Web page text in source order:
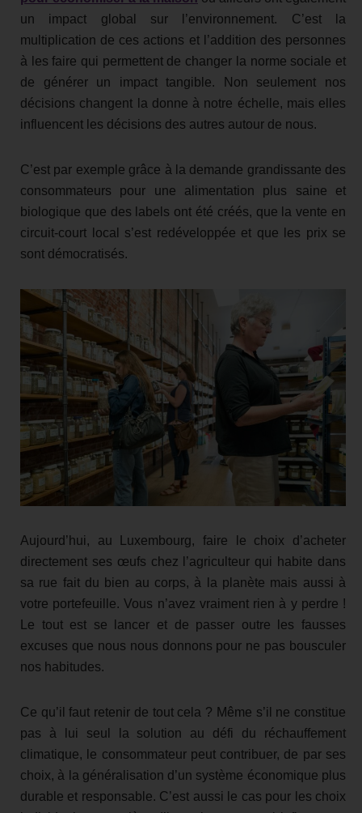
un impact global sur l’environnement. C’est la
multiplication de ces actions et l’addition des personnes
à les faire qui permettent de changer la norme sociale et
de générer un impact tangible. Non seulement nos
décisions changent la donne à notre échelle, mais elles
influencent les décisions des autres autour de nous.
C’est par exemple grâce à la demande grandissante des
consommateurs pour une alimentation plus saine et
biologique que des labels ont été créés, que la vente en
circuit-court local s’est redéveloppée et que les prix se
sont démocratisés.
Aujourd’hui, au Luxembourg, faire le choix d’acheter
directement ses œufs chez l’agriculteur qui habite dans
sa rue fait du bien au corps, à la planète mais aussi à
votre portefeuille. Vous n’avez vraiment rien à y perdre !
Le tout est se lancer et de passer outre les fausses
excuses que nous nous donnons pour ne pas bousculer
nos habitudes.
Ce qu’il faut retenir de tout cela ? Même s’il ne constitue
pas à lui seul la solution au défi du réchauffement
climatique, le consommateur peut contribuer, de par ses
choix, à la généralisation d’un système économique plus
durable et responsable. C’est aussi le cas pour les choix